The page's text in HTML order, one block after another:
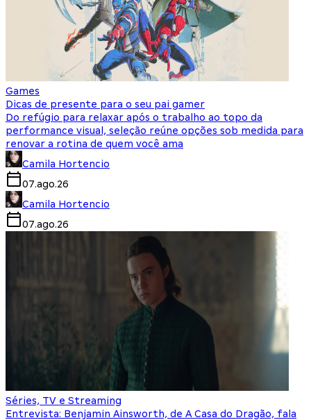
Games
Dicas de presente para o seu pai gamer
Do refúgio para relaxar após o trabalho ao topo da
performance visual, seleção reúne opções sob medida para
renovar a rotina de quem você ama
Camila Hortencio
07.ago.26
Camila Hortencio
07.ago.26
Séries, TV e Streaming
Entrevista: Benjamin Ainsworth, de A Casa do Dragão, fala